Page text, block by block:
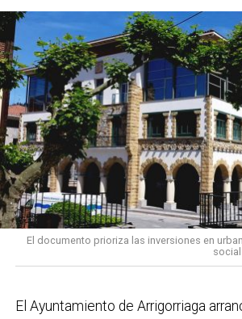
dotar al municipio deinstalaciones
eficientes y accesibles , en línea
urbanístico previsto y con el objetivo
sistema de salud pública.
El documento prioriza las inversiones en
El Ayuntamiento de Arrigorriaga